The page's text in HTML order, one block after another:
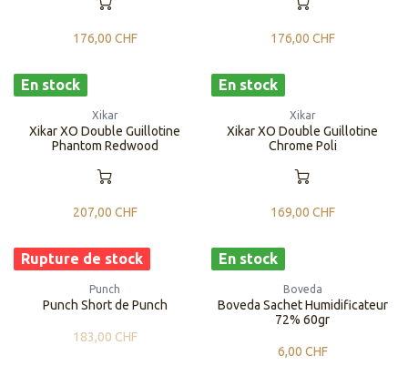
176,00 CHF 176,00 CHF
En stock
Xikar
Xikar XO Double Guillotine
Phantom Redwood
207,00 CHF
En stock
Xikar
Xikar XO Double Guillotine
Chrome Poli
169,00 CHF
Rupture de stock
Punch
Punch Short de Punch
183,00 CHF
En stock
Boveda
Boveda Sachet Humidificateur
72% 60gr
6,00 CHF